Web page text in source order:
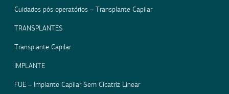
Cuidados pós operatórios – Transplante Capilar
TRANSPLANTES
Transplante Capilar
IMPLANTE
FUE – Implante Capilar Sem Cicatriz Linear